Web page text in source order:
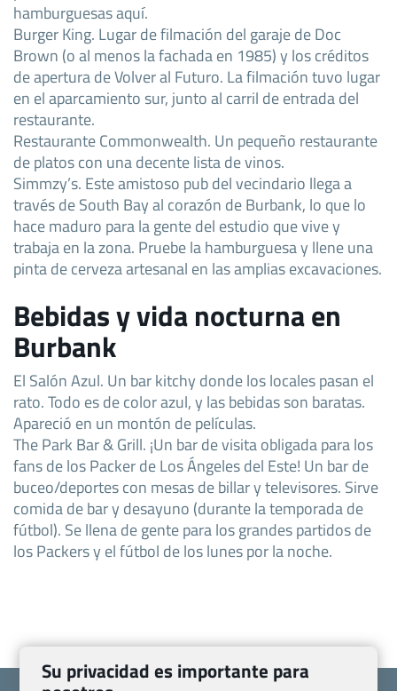
hamburguesas aquí.
Burger King. Lugar de filmación del garaje de Doc
Brown (o al menos la fachada en 1985) y los créditos
de apertura de Volver al Futuro. La filmación tuvo lugar
en el aparcamiento sur, junto al carril de entrada del
restaurante.
Restaurante Commonwealth. Un pequeño restaurante
de platos con una decente lista de vinos.
Simmzy’s. Este amistoso pub del vecindario llega a
través de South Bay al corazón de Burbank, lo que lo
hace maduro para la gente del estudio que vive y
trabaja en la zona. Pruebe la hamburguesa y llene una
pinta de cerveza artesanal en las amplias excavaciones.
Bebidas y vida nocturna en
Burbank
El Salón Azul. Un bar kitchy donde los locales pasan el
rato. Todo es de color azul, y las bebidas son baratas.
Apareció en un montón de películas.
The Park Bar & Grill. ¡Un bar de visita obligada para los
fans de los Packer de Los Ángeles del Este! Un bar de
buceo/deportes con mesas de billar y televisores. Sirve
comida de bar y desayuno (durante la temporada de
fútbol). Se llena de gente para los grandes partidos de
los Packers y el fútbol de los lunes por la noche.
Su privacidad es importante para